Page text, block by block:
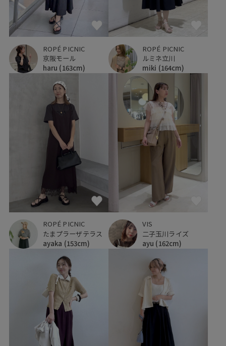
ROPÉ PICNIC
京阪モール
haru (163cm)
ROPÉ PICNIC
ルミネ立川
miki (164cm)
ROPÉ PICNIC
たまプラーザテラス
ayaka (153cm)
VIS
二子玉川ライズ
ayu (162cm)